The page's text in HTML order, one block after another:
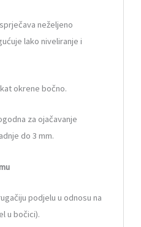
neželjeno
lako niveliranje i
okrene bočno.
za ojačavanje
do 3 mm.
podjelu u odnosu na
u bočici).